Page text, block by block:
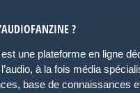
?
une plateforme en ligne
à la fois média
base de connaissances